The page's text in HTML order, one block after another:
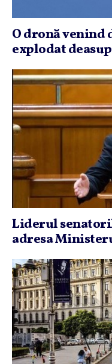
O dronă venind
explodat
Liderul
adresa